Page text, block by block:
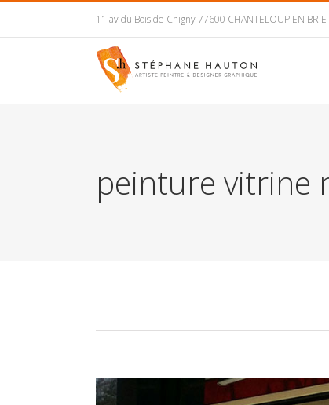
11 av du Bois de Chigny 77600 CHANTELOUP EN BRIE
peinture vitrine